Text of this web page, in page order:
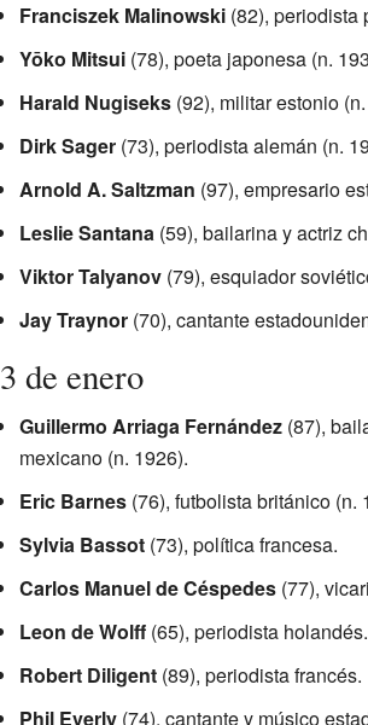
Franciszek Malinowski(82), periodista
Yōko Mitsui(78), poeta japonesa (n.
Harald Nugiseks(92), militar estonio
Dirk Sager(73), periodista alemán (n.
Arnold A. Saltzman (97), empresario
Leslie Santana(59), bailarina y actriz
Viktor Talyanov(79), esquiador
Jay Traynor(70), cantante
3 de enero
Guillermo Arriaga Fernández(87),
mexicano (n. 1926).
Eric Barnes(76), futbolista británico (n.
Sylvia Bassot(73), política francesa.
Carlos Manuel de Céspedes(77),
Leon de Wolff(65), periodista holandés.
Robert Diligent(89), periodista francés.
Phil Everly(74), cantante y músico